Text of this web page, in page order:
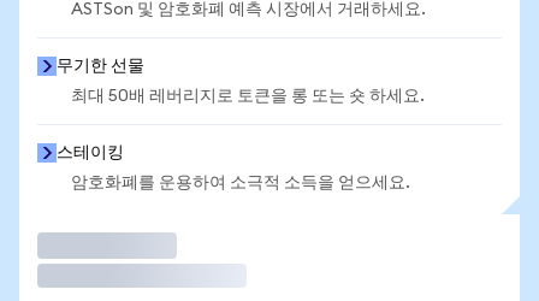
ASTSon 및 암호화폐 예측 시장에서 거래하세요.
무기한 선물
최대 50배 레버리지로 토큰을 롱 또는 숏 하세요.
스테이킹
암호화폐를 운용하여 소극적 소득을 얻으세요.